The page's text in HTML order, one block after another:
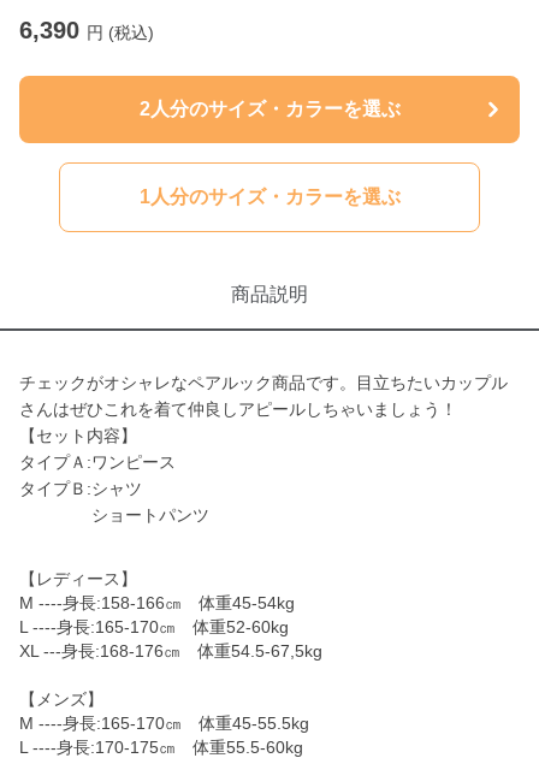
6,390 円 (税込)
2人分のサイズ・カラーを選ぶ
1人分のサイズ・カラーを選ぶ
商品説明
チェックがオシャレなペアルック商品です。目立ちたいカップル
さんはぜひこれを着て仲良しアピールしちゃいましょう！
【セット内容】
タイプＡ:ワンピース
タイプＢ:シャツ
ショートパンツ
【レディース】
M ----身長:158-166㎝ 体重45-54kg
L ----身長:165-170㎝ 体重52-60kg
XL ---身長:168-176㎝ 体重54.5-67,5kg
【メンズ】
M ----身長:165-170㎝ 体重45-55.5kg
L ----身長:170-175㎝ 体重55.5-60kg